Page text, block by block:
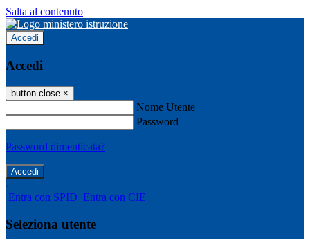
Salta al contenuto
Accedi
Accedi
button close ×
Nome Utente
Password
Password dimenticata?
-
Entra con SPID Entra con CIE
Seleziona utente